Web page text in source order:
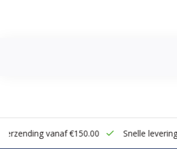
vanaf €150.00 Snelle levering